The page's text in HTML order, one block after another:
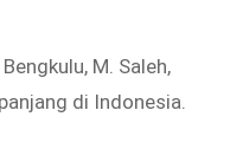
M. Saleh,
di Indonesia.